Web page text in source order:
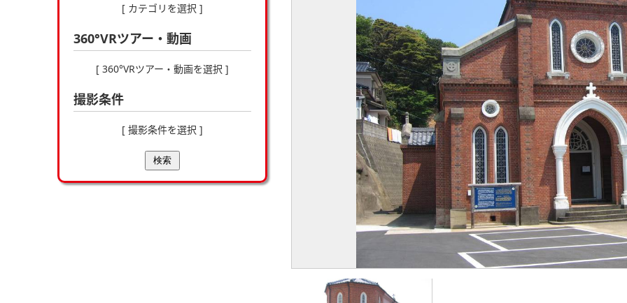
[ カテゴリを選択 ]
360°VRツアー・動画
[ 360°VRツアー・動画を選択 ]
撮影条件
[ 撮影条件を選択 ]
検索